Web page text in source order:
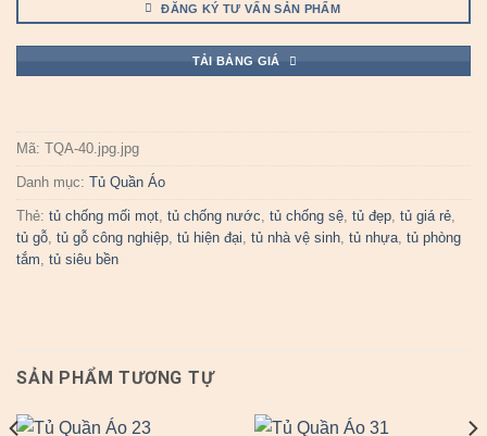
ĐĂNG KÝ TƯ VẤN SẢN PHẨM
TẢI BẢNG GIÁ
Mã: TQA-40.jpg.jpg
Danh mục: Tủ Quần Áo
Thẻ: tủ chống mối mọt, tủ chống nước, tủ chống sệ, tủ đẹp, tủ giá rẻ,
tủ gỗ, tủ gỗ công nghiệp, tủ hiện đại, tủ nhà vệ sinh, tủ nhựa, tủ phòng
tắm, tủ siêu bền
SẢN PHẨM TƯƠNG TỰ